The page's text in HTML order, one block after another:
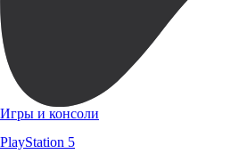
Игры и консоли
PlayStation 5